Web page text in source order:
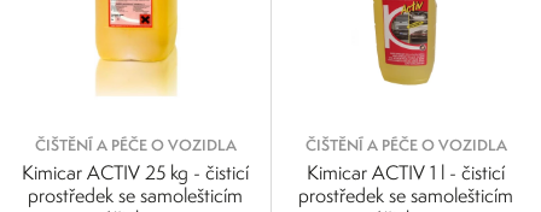
ČIŠTĚNÍ A PÉČE O VOZIDLA
Kimicar ACTIV 25 kg - čisticí
prostředek se samolešticím
ČIŠTĚNÍ A PÉČE O VOZIDLA
Kimicar ACTIV 1 l - čisticí
prostředek se samolešticím